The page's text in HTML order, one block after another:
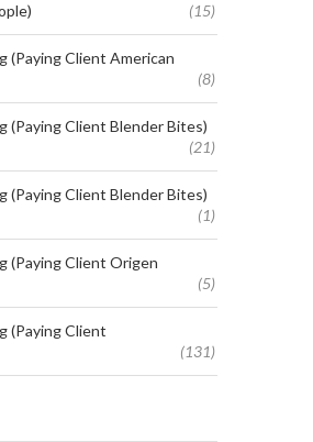
(15)
(Paying Client American
(8)
(Paying Client Blender Bites)
(21)
(Paying Client Blender Bites)
(1)
(Paying Client Origen
(5)
(Paying Client
(131)